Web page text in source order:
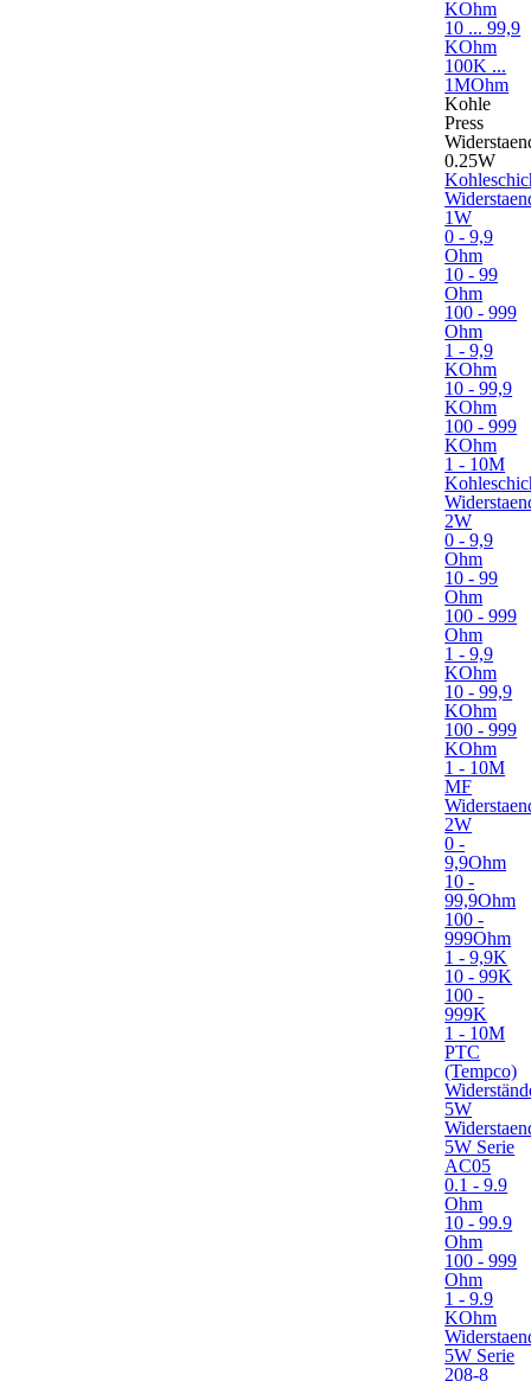
KOhm
10 ... 99,9
KOhm
100K ...
1MOhm
Kohle
Press
0.25W
1W
0 - 9,9
Ohm
10 - 99
Ohm
100 - 999
Ohm
1 - 9,9
KOhm
10 - 99,9
KOhm
100 - 999
KOhm
1 - 10M
2W
0 - 9,9
Ohm
10 - 99
Ohm
100 - 999
Ohm
1 - 9,9
KOhm
10 - 99,9
KOhm
100 - 999
KOhm
1 - 10M
MF
2W
0 -
9,9Ohm
10 -
99,9Ohm
100 -
999Ohm
1 - 9,9K
10 - 99K
100 -
999K
1 - 10M
PTC
(Tempco)
5W
5W Serie
AC05
0.1 - 9.9
Ohm
10 - 99.9
Ohm
100 - 999
Ohm
1 - 9.9
KOhm
5W Serie
208-8